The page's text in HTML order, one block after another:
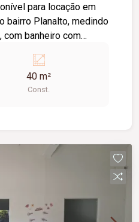
para locação em
bairro Planalto, medindo
com banheiro com
40 m²
Const.